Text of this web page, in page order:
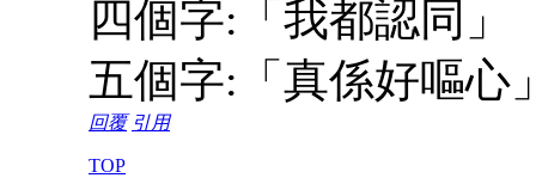
四個字:「我都認同」
五個字:「真係好嘔心
回覆 引用
TOP